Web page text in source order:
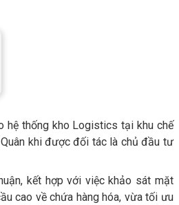
hệ thống kho Logistics tại khu chế
Quân khi được đối tác là chủ đầu tư
kết hợp với việc khảo sát mặt
cao về chứa hàng hóa, vừa tối ưu